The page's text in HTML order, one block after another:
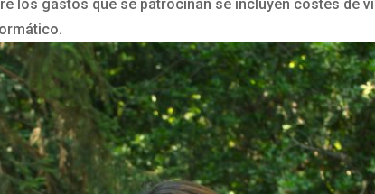
los gastos que se patrocinan se incluyen costes de